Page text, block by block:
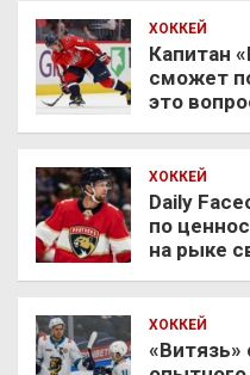
ХОККЕЙ
Капитан
сможет
это
ХОККЕЙ
Daily
по
на рыке
ХОККЕЙ
«Витязь»